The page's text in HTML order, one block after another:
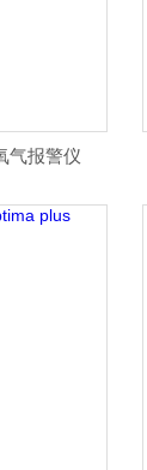
气报警仪